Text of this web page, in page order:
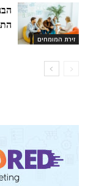
זירת המומחים